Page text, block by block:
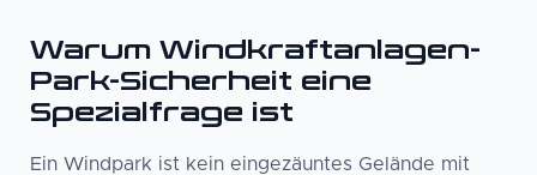
Warum Windkraftanlagen-
Park-Sicherheit eine
Spezialfrage ist
Ein Windpark ist kein eingezäuntes Gelände mit